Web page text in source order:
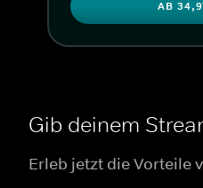
AB
Gib deinem
Erleb jetzt die Vorteile